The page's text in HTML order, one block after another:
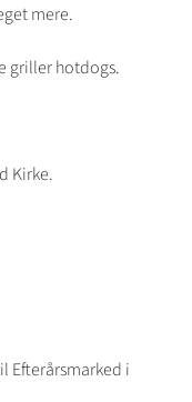
mere.
griller hotdogs.
Kirke.
Efterårsmarked i